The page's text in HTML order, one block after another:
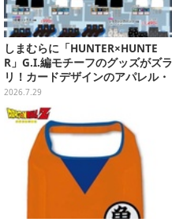
しまむらに「HUNTER×HUNTE
R」G.I.編モチーフのグッズがズラ
リ！カードデザインのアパレル・
雑貨、ゴレイヌの「オレが3人分
になる…」も
2026.7.29